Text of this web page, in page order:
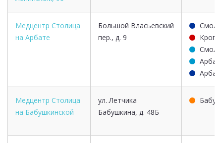
Медцентр Столица
на Арбате
Большой Власьевский
пер., д. 9
Медцентр Столица
на Бабушкинской
ул. Летчика
Бабушкина, д. 48Б